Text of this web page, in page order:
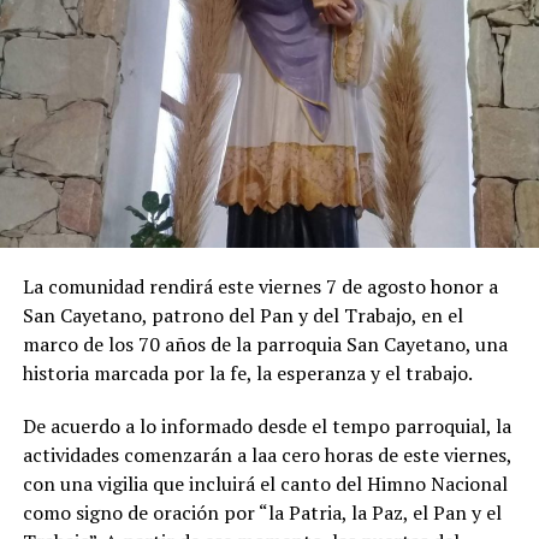
La inflación porteña acumuló 19,4% en lo que va de
2026. Por su parte, la medición interanual alcanzó el
33,2%. En la aceleración de julio hubo un impacto
importante del salto que pegaron los precios
estacionales (10,9%), principalmente por las alzas en las
tarifas del alojamiento en hoteles por las vacaciones de
invierno, al igual que en los precios de los paquetes
vacacionales, de los pasajes aéreos y de las verduras.
se destacaron las subas en colegios privados y en las
tarifas de luz.
La comunidad rendirá este viernes 7 de agosto honor a
San Cayetano, patrono del Pan y del Trabajo, en el
marco de los 70 años de la parroquia San Cayetano, una
historia marcada por la fe, la esperanza y el trabajo.
De acuerdo a lo informado desde el tempo parroquial, la
actividades comenzarán a laa cero horas de este viernes,
con una vigilia que incluirá el canto del Himno Nacional
como signo de oración por “la Patria, la Paz, el Pan y el